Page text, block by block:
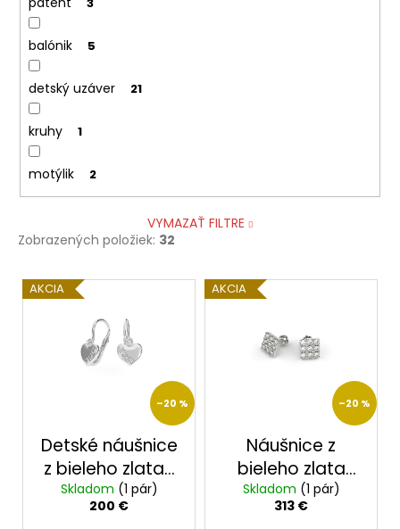
balónik 5
detský uzáver 21
kruhy 1
motýlik 2
VYMAZAŤ FILTRE
Zobrazených položiek: 32
V
ý
AKCIA
–20 %
Detské náušnice
z bieleho zlata-
2325bxdarček
zdarma krabička
Skladom (1 pár)
200 €
AKCIA
–20 %
Náušnice z
bieleho zlata
23199/B/X
Skladom (1 pár)
313 €